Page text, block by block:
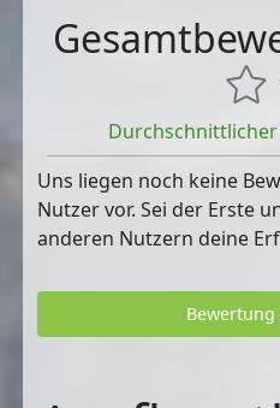
Uns liegen noch keine
Nutzer vor. Sei der Erste
anderen Nutzern deine